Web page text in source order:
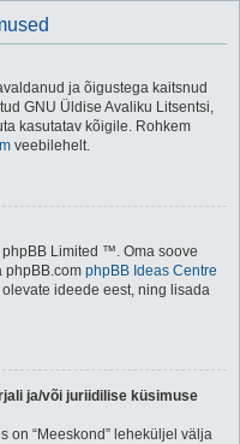
ja õigustega kaitsnud
GNU Üldise Avaliku Litsentsi,
kasutatav kõigile. Rohkem
veebilehelt.
Limited ™. Oma soove
phpBB.com phpBB Ideas Centre
ideede eest, ning lisada
ja/või juriidilise küsimuse
on “Meeskond” leheküljel välja